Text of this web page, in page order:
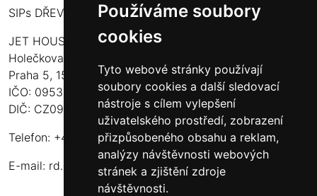
Používáme soubory
cookies
Tyto webové stránky používají
soubory cookies a další sledovací
nástroje s cílem vylepšení
uživatelského prostředí, zobrazení
přizpůsobeného obsahu a reklam,
analýzy návštěvnosti webových
stránek a zjištění zdroje
návštěvnosti.
SIPs DŘEVOSTAVBY
JET HOUSE S.R.O.
Holečkova 789/49
Praha 5, 150 00
IČO: 09532935
DIČ: CZ09532935
Telefon: +420 737 107 003
E-mail: rd.drevostavby@gmail.com